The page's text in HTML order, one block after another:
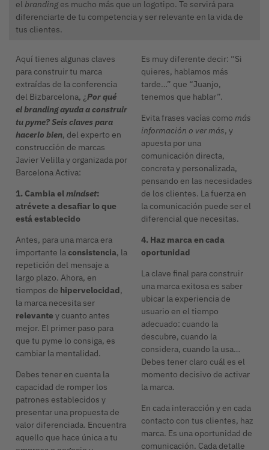
el brandinges mucho más que un logotipo. Te servirá para
diferenciarte de tu competencia y ser relevante en la vida de
tus clientes.
Aquí tienes algunas claves
para construir tu marca
extraídas de la conferencia
del Bizbarcelona, ¿Por qué
el branding ayuda a construir
tu pyme? Seis claves para
hacerlo bien, del experto en
construcción de marcas
Javier Velilla y organizada por
Barcelona Activa:
1. Cambia elmindset:
atrévete a desafiar lo que
está establecido
Antes, para una marca era
importante laconsistencia, la
repetición del mensaje a
largo plazo. Ahora, en
tiempos de hipervelocidad,
la marca necesita ser
relevantey cuanto antes
mejor. El primer paso para
que tu pyme lo consiga, es
cambiar la mentalidad.
Debes tener en cuenta la
capacidad de romper los
patrones establecidos y
presentar una propuesta de
valor diferenciada. Encuentra
aquello que hace única a tu
Es muy diferente decir: “Si
quieres, hablamos más
tarde…” que “Juanjo,
tenemos que hablar”.
Evita frases vacías como más
información o ver más, y
apuesta por una
comunicación directa,
concreta y personalizada,
pensando en las necesidades
de los clientes. La fuerza en
la comunicación puede ser el
diferencial que necesitas.
4. Haz marca en cada
oportunidad
La clave final para construir
una marca exitosa es saber
ubicar la experiencia de
usuario en el tiempo
adecuado: cuando la
descubre, cuando la
considera, cuando la usa…
Debes tener claro cuál es el
momento decisivo de activar
la marca.
En cada interacción y en cada
contacto con tus clientes, haz
marca. Es una oportunidad de
comunicación. Cada detalle